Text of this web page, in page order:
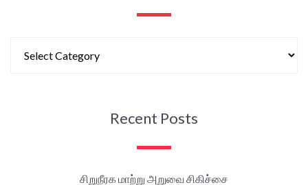
Recent Posts
சிறுநீரக மாற்று அறுவை சிகிச்சை